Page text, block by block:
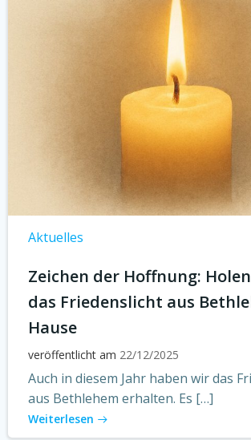
Aktuelles
Zeichen der Hoffnung:
das Friedenslicht aus
Hause
veröffentlicht am 22/12/2025
Auch in diesem Jahr haben wir das
aus Bethlehem erhalten. Es […]
Weiterlesen